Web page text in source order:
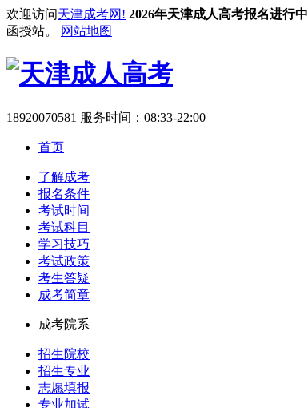
欢迎访问天津成考网! 2026年天津成人高考报名进行中
函授站。
网站地图
18920070581 服务时间：08:33-22:00
首页
了解成考
报名条件
考试时间
考试科目
学习技巧
考试政策
考生答疑
成考简章
成考院系
招生院校
招生专业
志愿填报
专业加试